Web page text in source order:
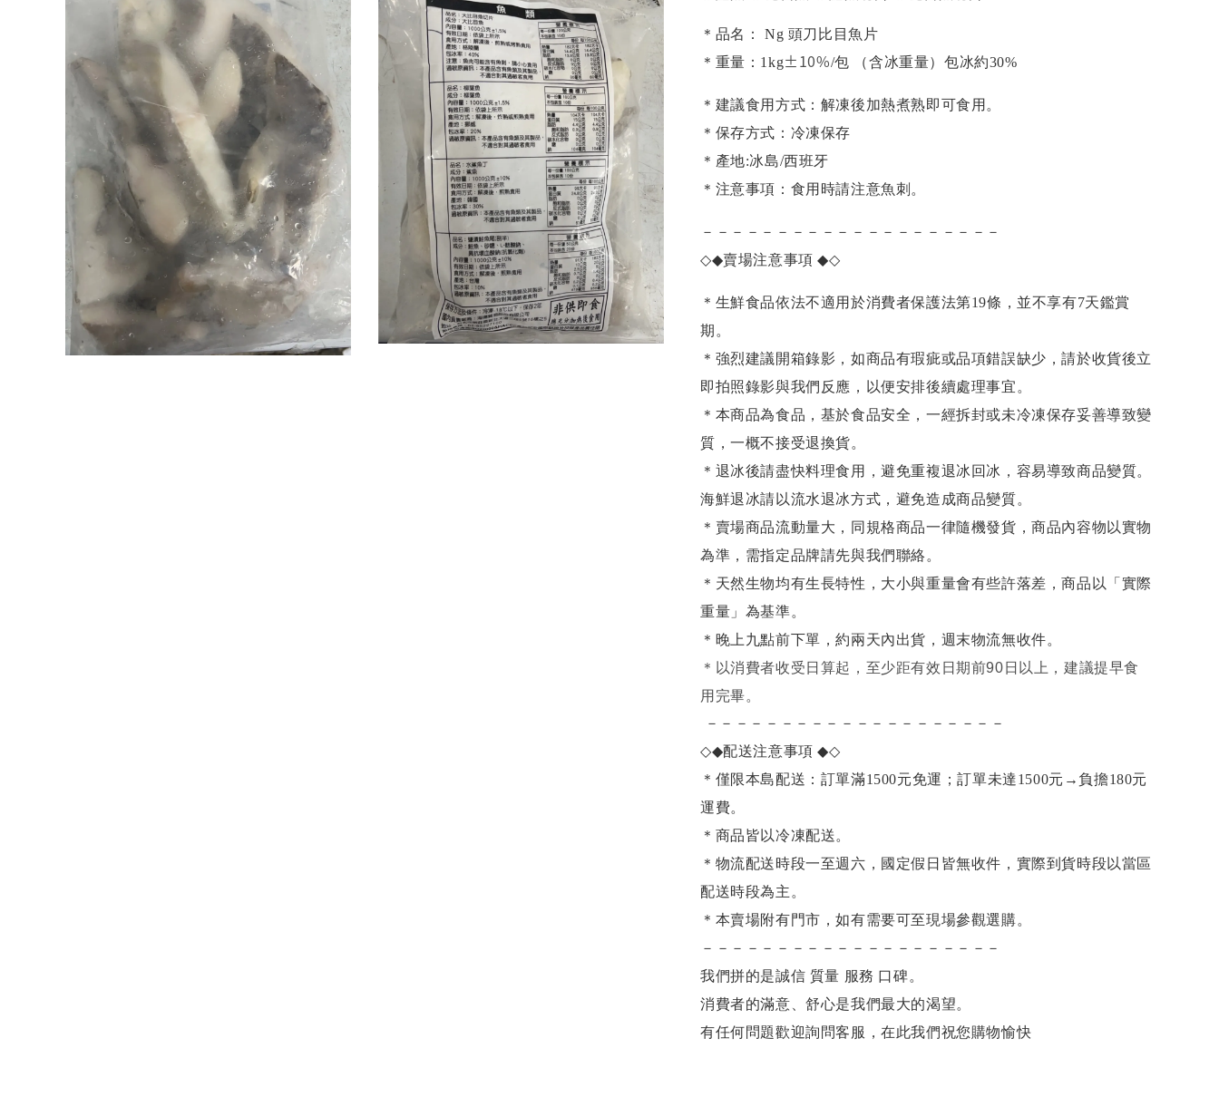
＊品名： Ng 頭刀比目魚片
＊重量：1kg±10%/包 （含冰重量）包冰約30%
＊建議食用方式：解凍後加熱煮熟即可食用。
＊保存方式：冷凍保存
＊產地:冰島/西班牙
＊注意事項：食用時請注意魚刺。
－－－－－－－－－－－－－－－－－－－－
◇◆賣場注意事項◆◇
＊生鮮食品依法不適用於消費者保護法第19條，並不享有7天鑑賞
期。
＊強烈建議開箱錄影，如商品有瑕疵或品項錯誤缺少，請於收貨後立
即拍照錄影與我們反應，以便安排後續處理事宜。
＊本商品為食品，基於食品安全，一經拆封或未冷凍保存妥善導致變
質，一概不接受退換貨。
＊退冰後請盡快料理食用，避免重複退冰回冰，容易導致商品變質。
海鮮退冰請以流水退冰方式，避免造成商品變質。
＊賣場商品流動量大，同規格商品一律隨機發貨，商品內容物以實物
為準，需指定品牌請先與我們聯絡。
＊天然生物均有生長特性，大小與重量會有些許落差，商品以「實際
重量」為基準。
＊晚上九點前下單，約兩天內出貨，週末物流無收件。
＊ 以消費者收受日算起，至少距有效日期前90日以上，建議提早食
用完畢。
－－－－－－－－－－－－－－－－－－－－
◇◆配送注意事項◆◇
＊僅限本島配送：訂單滿1500元免運；訂單未達1500元 → 負擔180元
運費。
＊商品皆以冷凍配送。
＊物流配送時段一至週六，國定假日皆無收件，實際到貨時段以當區
配送時段為主。
＊本賣場附有門市，如有需要可至現場參觀選購。
－－－－－－－－－－－－－－－－－－－－
我們拼的是誠信 質量 服務 口碑。
消費者的滿意、舒心是我們最大的渴望。
有任何問題歡迎詢問客服，在此我們祝您購物愉快